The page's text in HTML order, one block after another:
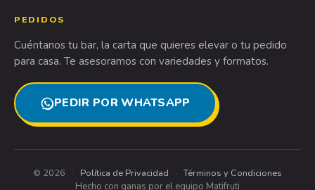
PEDIDOS
Cuéntanos tu bar, la carta que quieres elevar o tu pedido
para casa. Te asesoramos con variedades y formatos.
PEDIR POR WHATSAPP
© 2026 · Política de Privacidad · Términos y Condiciones
Hecho con ganas por el equipo Matifruti